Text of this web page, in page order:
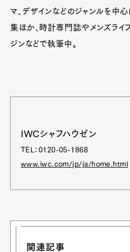
マ、デザインなどのジャンルを中
集ほか、時計専門誌やメンズライ
ジンなどで執筆中。
IWCシャフハウゼン
TEL：0120-05-1868
www.iwc.com/jp/ja/home.html
関連記事